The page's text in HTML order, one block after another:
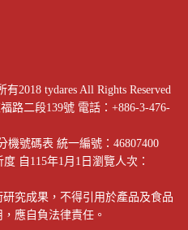
2018 tydares All Rights Reserved
路二段139號 電話：+886-3-476-
機號碼表 統一編號：46807400
度 自115年1月1日瀏覽人次：
究成果，不得引用於產品及食品
應自負法律責任。